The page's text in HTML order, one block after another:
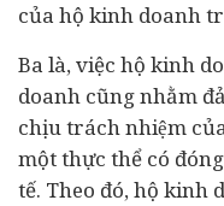
của hộ kinh doanh
Ba là, việc hộ kinh
doanh cũng nhằm
chịu trách nhiệm
một thực thể có
tế. Theo đó, hộ kinh